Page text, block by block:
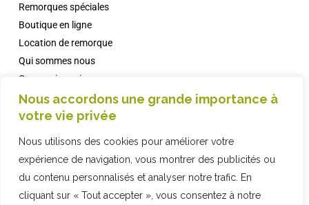
Nous accordons une grande importance à
votre vie privée
Nous utilisons des cookies pour améliorer votre
expérience de navigation, vous montrer des publicités ou
du contenu personnalisés et analyser notre trafic. En
cliquant sur « Tout accepter », vous consentez à notre
Qui sommes nous
Concessionnaires
Campings avec Comanche
informations
Remorques spéciales
Boutique en ligne
Location de remorque